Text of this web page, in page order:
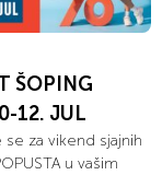
ŠOPING
12. JUL
se za vikend sjajnih
u vašim